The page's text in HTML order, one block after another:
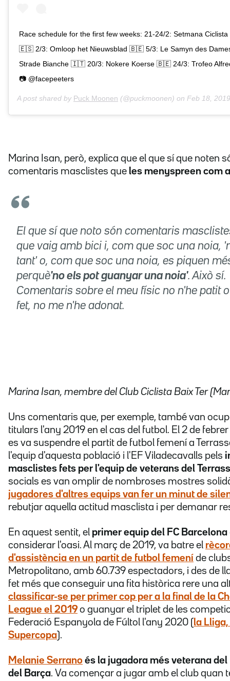
Race schedule for the first few weeks: 21-24/2: Setmana Ciclista
🇪🇸 2/3: Omloop het Nieuwsblad 🇧🇪 5/3: Le Samyn des
Strade Bianche 🇮🇹 20/3: Nokere Koerse 🇧🇪 24/3: Trofeo
📷 @facepeeters
A post shared by Puck Moonen (@puckmoonen) on Feb 18, 2019
Marina Isan, però, explica que el que sí que noten
comentaris masclistes que les menyspreen com
El que sí que noto són comentaris
que vaig amb bici i, com que soc una noia,
tant' o, com que soc una noia, es piquen
perquè'no els pot guanyar una noia'. Això sí.
Comentaris sobre el meu físic no n'he patit
fet, no me n'he adonat.
Marina Isan, membre del Club Ciclista Baix Ter
Uns comentaris que, per exemple, també van
titulars l'any 2019 en el cas del futbol. El 2 de
es va suspendre el partit de futbol femení a
l'equip d'aquesta població i l'EF Viladecavalls pels
masclistes fets per l'equip de veterans del
socials es van omplir de nombroses mostres
jugadores d'altres equips van fer un minut de
rebutjar aquella actitud masclista i per demanar
En aquest sentit, el primer equip del FC Barcelona
considerar l'oasi. Al març de 2019, va batre el
d'assistència en un partit de futbol femení de
Metropolitano, amb 60.739 espectadors, i des de
fet més que conseguir una fita històrica rere una
classificar-se per primer cop per a la final de la
League el 2019 o guanyar el triplet de les
Federació Espanyola de Fúltol l'any 2020 (
la
Supercopa ).
Melanie Serrano és la jugadora més veterana
del Barça. Va començar a jugar amb el club quan